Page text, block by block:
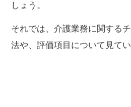
しょう。
それでは、介護業務に関する
法や、評価項目について見てい